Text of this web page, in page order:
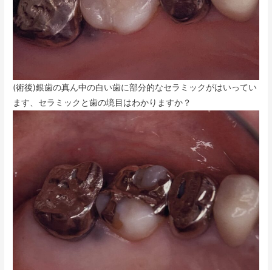
(術後)銀歯の真ん中の白い歯に部分的なセラミックがはいってい
ます、セラミックと歯の境目はわかりますか？